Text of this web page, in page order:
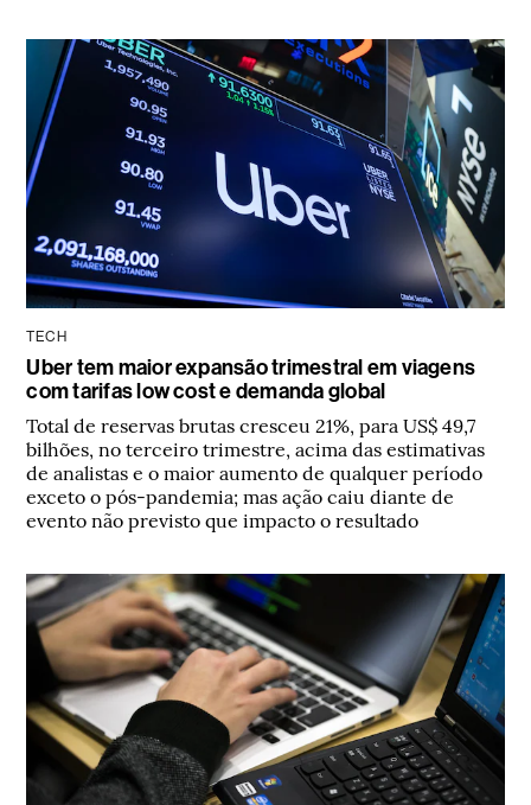
TECH
Uber tem maior expansão trimestral em viagens
com tarifas low cost e demanda global
Total de reservas brutas cresceu 21%, para US$ 49,7
bilhões, no terceiro trimestre, acima das estimativas
de analistas e o maior aumento de qualquer período
exceto o pós-pandemia; mas ação caiu diante de
evento não previsto que impacto o resultado